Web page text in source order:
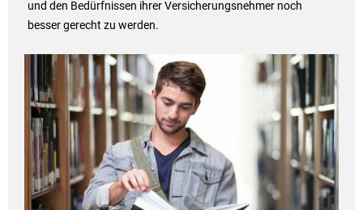
und den Bedürfnissen ihrer Versicherungsnehmer noch
besser gerecht zu werden.